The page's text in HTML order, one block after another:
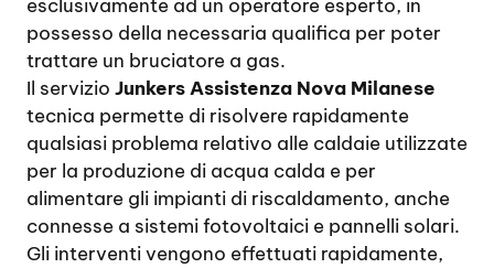
esclusivamente ad un operatore esperto, in
possesso della necessaria qualifica per poter
trattare un bruciatore a gas.
Il servizio Junkers Assistenza Nova Milanese
tecnica permette di risolvere rapidamente
qualsiasi problema relativo alle caldaie utilizzate
per la produzione di acqua calda e per
alimentare gli impianti di riscaldamento, anche
connesse a sistemi fotovoltaici e pannelli solari.
Gli interventi vengono effettuati rapidamente,